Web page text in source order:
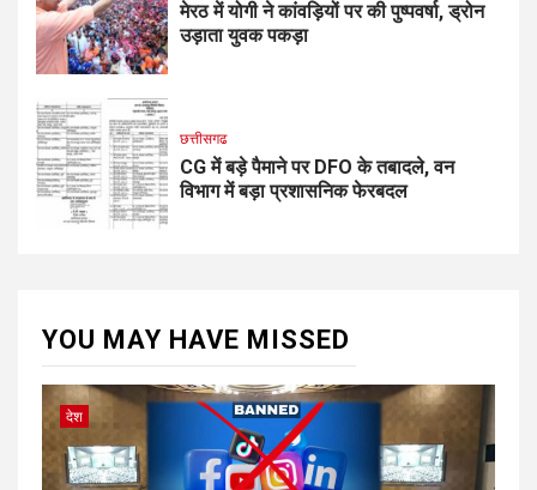
मेरठ में योगी ने कांवड़ियों पर की पुष्पवर्षा, ड्रोन
उड़ाता युवक पकड़ा
छत्तीसगढ
CG में बड़े पैमाने पर DFO के तबादले, वन
विभाग में बड़ा प्रशासनिक फेरबदल
YOU MAY HAVE MISSED
देश